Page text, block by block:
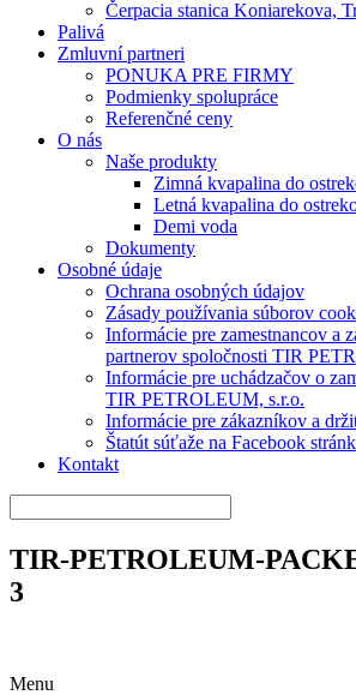
Čerpacia stanica Koniarekova,
Palivá
Zmluvní partneri
PONUKA PRE FIRMY
Podmienky spolupráce
Referenčné ceny
O nás
Naše produkty
Zimná kvapalina do
Letná kvapalina do
Demi voda
Dokumenty
Osobné údaje
Ochrana osobných údajov
Zásady používania súborov
Informácie pre zamestnancov a
partnerov spoločnosti TIR
Informácie pre uchádzačov o
TIR PETROLEUM, s.r.o.
Informácie pre zákazníkov a
Štatút súťaže na Facebook
Kontakt
TIR-PETROLEUM-
3
Menu